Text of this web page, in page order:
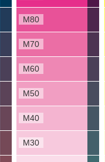
M80
M70
M60
M50
M40
M30